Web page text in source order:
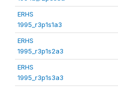
ERHS
1995_r3p1s1a3
ERHS
1995_r3p1s2a3
ERHS
1995_r3p1s3a3